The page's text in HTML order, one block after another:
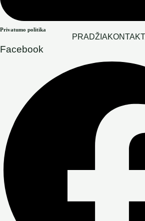
Privatumo politika
PRADŽIA
Facebook